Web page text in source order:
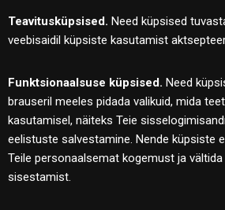
Teavitusküpsised. Need küpsised
veebisaidil küpsiste kasutamist
Funktsionaalsuse küpsised. Need
brauseril meeles pidada valikuid, mida
kasutamisel, näiteks Teie
eelistuste salvestamine. Nende küpsiste
Teile personaalsemat kogemust ja
sisestamist.